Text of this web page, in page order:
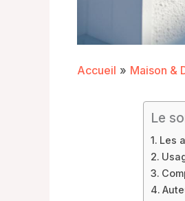
Accueil Maison &
Le
Les